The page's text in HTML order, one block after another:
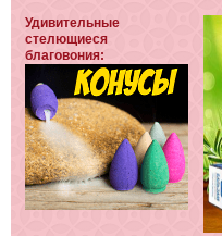
Удивительные
стелющиеся
благовония: